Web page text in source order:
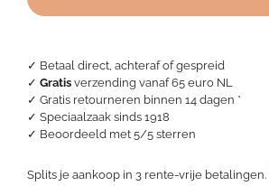
✓ Betaal direct, achteraf of gespreid
✓ Gratis verzending vanaf 65 euro NL
✓ Gratis retourneren binnen 14 dagen *
✓ Speciaalzaak sinds 1918
✓ Beoordeeld met 5/5 sterren
Splits je aankoop in 3 rente-vrije betalingen.